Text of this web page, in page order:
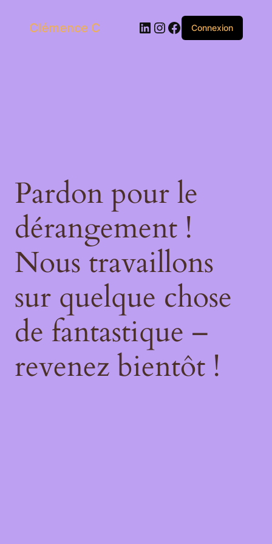
Clémence C LinkedIn
Instagram
Facebook
Connexion
Pardon pour le
dérangement !
Nous travaillons
sur quelque chose
de fantastique –
revenez bientôt !